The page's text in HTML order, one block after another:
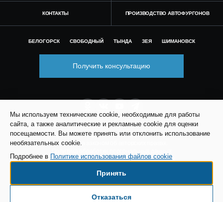
КОНТАКТЫ ПРОИЗВОДСТВО АВТОФУРГОНОВ
БЕЛОГОРСК СВОБОДНЫЙ ТЫНДА ЗЕЯ ШИМАНОВСК
Получить консультацию
© Все права защищены. Информация сайта
защищена законом об авторских правах.
Согласие на обработку персональных данных
Согласие на рекламно-информационные
сообщения
Мы используем технические cookie, необходимые для работы
сайта, а также аналитические и рекламные cookie для оценки
посещаемости. Вы можете принять или отклонить использование
необязательных cookie.
Подробнее в Политике использования файлов cookie
Принять
Отказаться